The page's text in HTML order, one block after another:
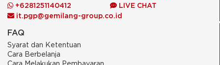
+6281251140412
LIVE CHAT
it.pgp@gemilang-group.co.id
FAQ
Syarat dan Ketentuan
Cara Berbelanja
Cara Melakukan Pembayaran